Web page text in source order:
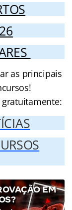
as principais
gratuitamente:
EM